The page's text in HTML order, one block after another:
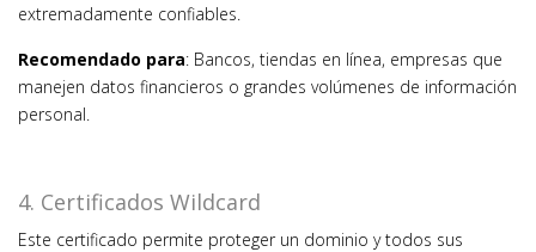
extremadamente confiables.
Recomendado para: Bancos, tiendas en línea, empresas que
manejen datos financieros o grandes volúmenes de información
personal.
4. Certificados Wildcard
Este certificado permite proteger un dominio y todos sus